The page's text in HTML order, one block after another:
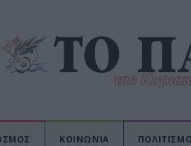
ΚΟΙΝΩΝΙΑ